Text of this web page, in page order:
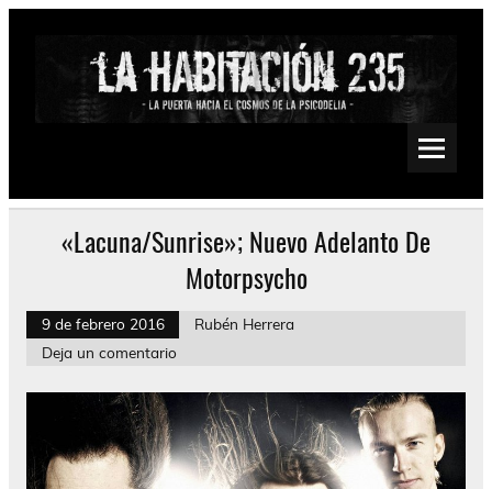
Saltar
Psychedelic, Stoner, Doom, Sludge, Fuzz, Space, Drone
«Lacuna/Sunrise»; Nuevo Adelanto De
Motorpsycho
9 de febrero 2016
Rubén Herrera
Deja un comentario